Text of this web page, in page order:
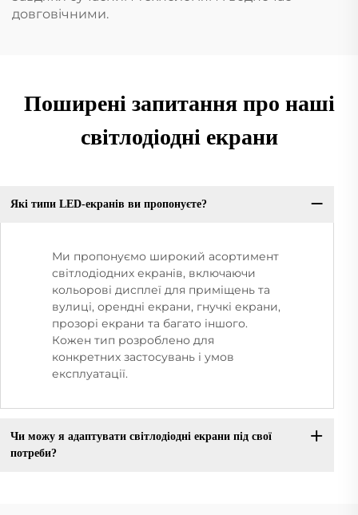
довговічними.
Поширені запитання про наші
світлодіодні екрани
Які типи LED-екранів ви пропонуєте?
Ми пропонуємо широкий асортимент
світлодіодних екранів, включаючи
кольорові дисплеї для приміщень та
вулиці, орендні екрани, гнучкі екрани,
прозорі екрани та багато іншого.
Кожен тип розроблено для
конкретних застосувань і умов
експлуатації.
Чи можу я адаптувати світлодіодні екрани під свої
потреби?